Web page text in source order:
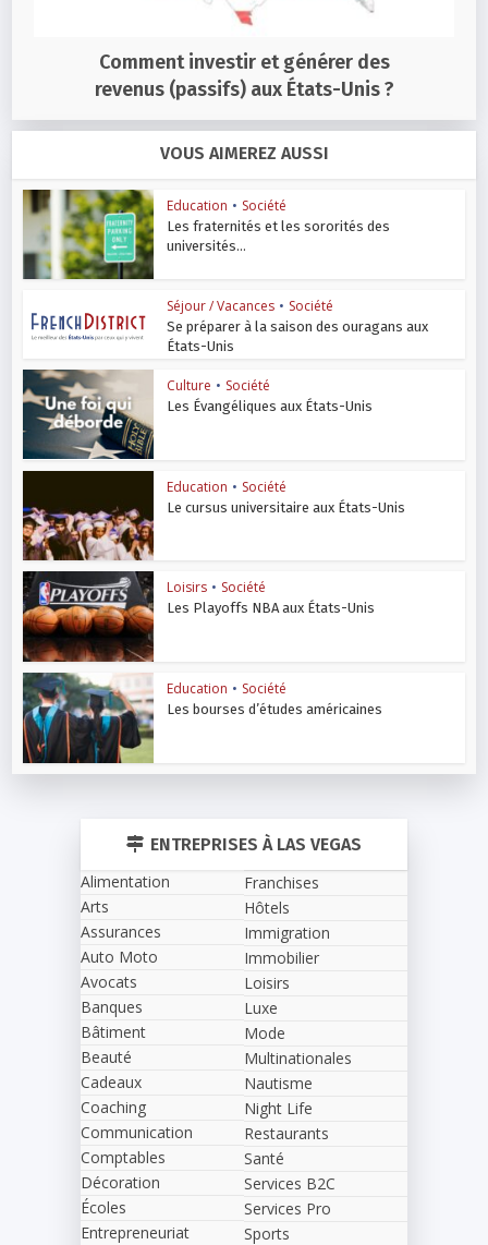
Comment investir et générer des
revenus (passifs) aux États-Unis ?
VOUS AIMEREZ AUSSI
Education • Société
Les fraternités et les sororités des
universités...
Séjour / Vacances • Société
Se préparer à la saison des ouragans aux
États-Unis
Culture • Société
Les Évangéliques aux États-Unis
Education • Société
Le cursus universitaire aux États-Unis
Loisirs • Société
Les Playoffs NBA aux États-Unis
Education • Société
Les bourses d’études américaines
ENTREPRISES À LAS VEGAS
Alimentation
Arts
Assurances
Auto Moto
Avocats
Banques
Bâtiment
Beauté
Cadeaux
Coaching
Communication
Comptables
Décoration
Écoles
Entrepreneuriat
Franchises
Hôtels
Immigration
Immobilier
Loisirs
Luxe
Mode
Multinationales
Nautisme
Night Life
Restaurants
Santé
Services B2C
Services Pro
Sports